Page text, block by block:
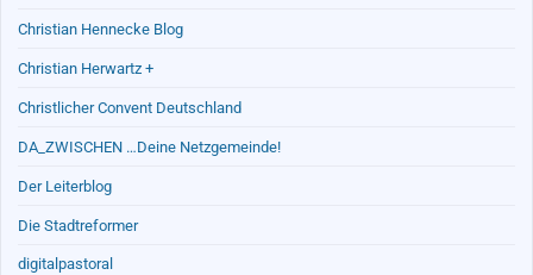
Christian Hennecke Blog
Christian Herwartz +
Christlicher Convent Deutschland
DA_ZWISCHEN …Deine Netzgemeinde!
Der Leiterblog
Die Stadtreformer
digitalpastoral